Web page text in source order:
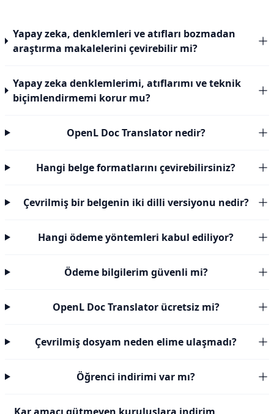
Yapay zeka, denklemleri ve atıfları bozmadan
araştırma makalelerini çevirebilir mi?
Yapay zeka denklemlerimi, atıflarımı ve teknik
biçimlendirmemi korur mu?
OpenL Doc Translator nedir?
Hangi belge formatlarını çevirebilirsiniz?
Çevrilmiş bir belgenin iki dilli versiyonu nedir?
Hangi ödeme yöntemleri kabul ediliyor?
Ödeme bilgilerim güvenli mi?
OpenL Doc Translator ücretsiz mi?
Çevrilmiş dosyam neden elime ulaşmadı?
Öğrenci indirimi var mı?